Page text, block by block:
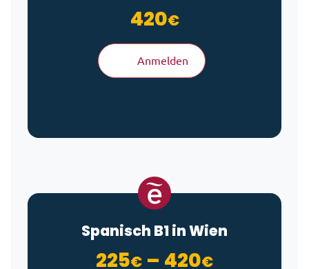
420€
Anmelden
Spanisch B1 in Wien
225€ – 420€